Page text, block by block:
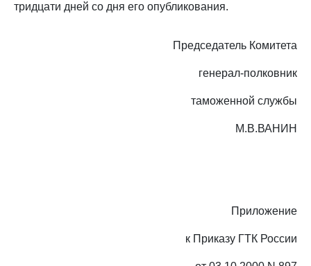
тридцати дней со дня его опубликования.
Председатель Комитета
генерал-полковник
таможенной службы
М.В.ВАНИН
Приложение
к Приказу ГТК России